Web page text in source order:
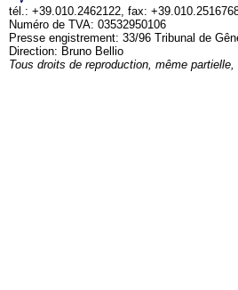
tél.: +39.010.2462122, fax:
Numéro de TVA: 03532950106
Presse engistrement: 33/96 Tribunal de
Direction: Bruno Bellio
Tous droits de reproduction, même